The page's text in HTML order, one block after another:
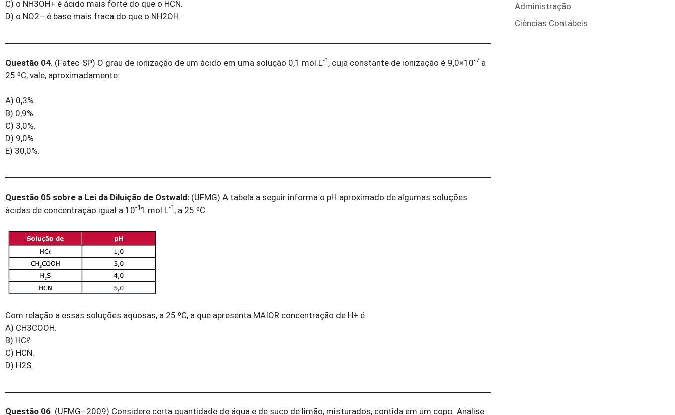
C) o NH3OH+ é ácido mais forte do que o HCN.
D) o NO2– é base mais fraca do que o NH2OH.
Questão 04. (Fatec-SP) O grau de ionização de um ácido em uma solução 0,1 mol.L-1 , cuja constante de ionização é 9,0×10-7 a
25 ºC, vale, aproximadamente:
A) 0,3%.
B) 0,9%.
C) 3,0%.
D) 9,0%.
E) 30,0%.
Questão 05 sobre a Lei da Diluição de Ostwald: (UFMG) A tabela a seguir informa o pH aproximado de algumas soluções
ácidas de concentração igual a 10-1 1 mol.L-1 , a 25 ºC.
Com relação a essas soluções aquosas, a 25 ºC, a que apresenta MAIOR concentração de H+ é:
A) CH3COOH.
B) HCℓ.
C) HCN.
D) H2S.
Questão 06. (UFMG–2009) Considere certa quantidade de água e de suco de limão, misturados, contida em um copo. Analise
Administração
Ciências Contábeis